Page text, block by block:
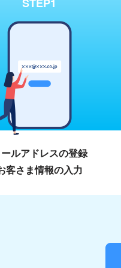
ルアドレスの登録
客さま情報の入力